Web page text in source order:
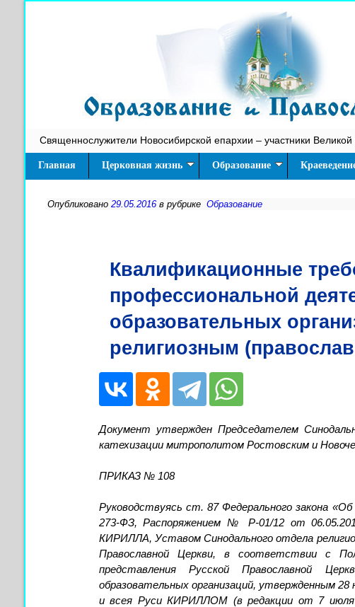
Священнослужители Новосибирской епархии – участники
Главная Церковная жизнь Образование
Опубликовано 29.05.2016 в рубрике Образование
Квалификационные
профессиональной
образовательных
религиозным
Документ утвержден Председателем
катехизации митрополитом Ростовским и
ПРИКАЗ № 108
Руководствуясь ст. 87 Федерального закона
273-ФЗ, Распоряжением № Р-01/12 от
КИРИЛЛА, Уставом Синодального отдела
Православной Церкви, в соответствии с
представления Русской Православной
образовательных организаций, утвержденным
и всея Руси КИРИЛЛОМ (в редакции от 7 июля